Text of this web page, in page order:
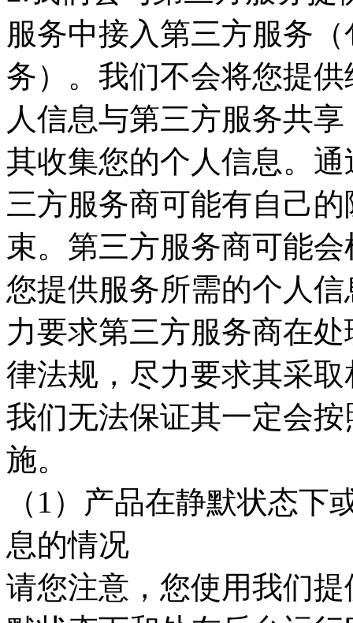
服务中接入第三方服务
务）。我们不会将您提
人信息与第三方服务共
其收集您的个人信息。
三方服务商可能有自己
束。第三方服务商可能
您提供服务所需的个人
力要求第三方服务商在
律法规，尽力要求其采
我们无法保证其一定会
施。
（1）产品在静默状态
息的情况
请您注意，您使用我们